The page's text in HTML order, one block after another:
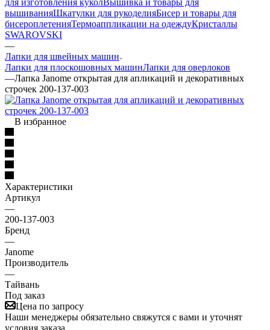
вышиванияШкатулки для рукоделияБисер и товары для
бисероплетенияТермоаппликации на одеждуКристаллы
SWAROVSKI
—
Лапки для швейных машин
Лапки для плоскошовных машинЛапки для оверлоков
—Лапка Janome открытая для апликаций и декоративных
строчек 200-137-003
В избранное
Характеристики
Артикул
—
200-137-003
Бренд
—
Janome
Производитель
—
Тайвань
Под заказ
Цена по запросу
Наши менеджеры обязательно свяжутся с вами и уточнят
условия заказа